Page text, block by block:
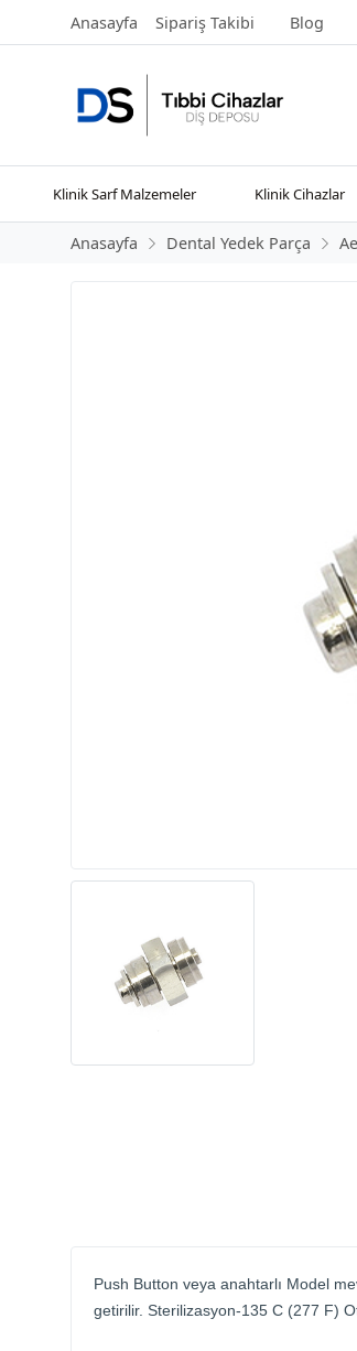
Anasayfa Sipariş Takibi Blog
Klinik Sarf Malzemeler Klinik Cihazlar
Anasayfa Dental Yedek Parça
Push Button veya anahtarlı Model
getirilir. Sterilizasyon-135 C (277 F)